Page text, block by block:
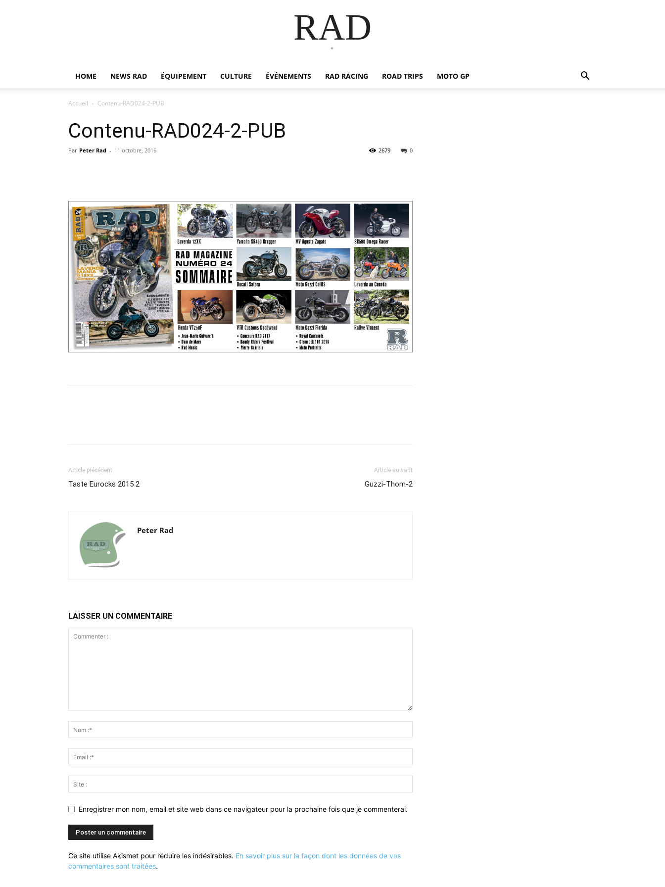
RAD
*
HOME NEWS RAD ÉQUIPEMENT CULTURE ÉVÉNEMENTS RAD RACING ROAD TRIPS MOTO GP
Accueil Contenu-RAD024-2-PUB
Contenu-RAD024-2-PUB
Par Peter Rad - 11 octobre, 2016 0
2679
Article précédent
Taste Eurocks 2015 2
Article suivant
Guzzi-Thom-2
Peter Rad
LAISSER UN COMMENTAIRE
Enregistrer mon nom, email et site web dans ce navigateur pour la prochaine fois que je commenterai.
Ce site utilise Akismet pour réduire les indésirables. En savoir plus sur la façon dont les données de vos
commentaires sont traitées.